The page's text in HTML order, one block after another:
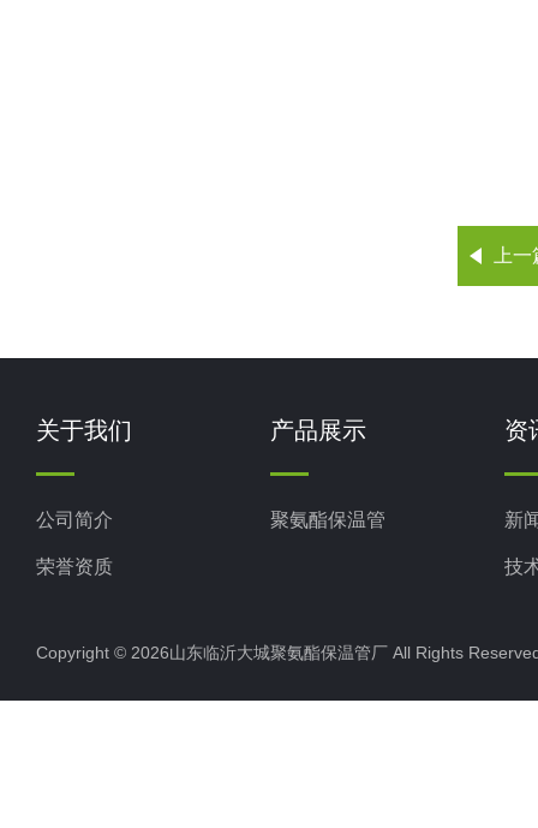
上
关于我们
公司简介
荣誉资质
产品展示
聚氨酯保温管
资
新
技
Copyright © 2026山东临沂大城聚氨酯保温管厂 All Rights